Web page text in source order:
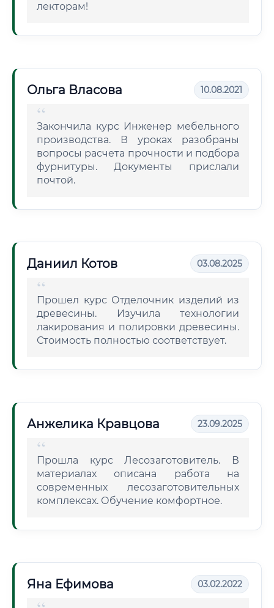
лекторам!
Ольга Власова 10.08.2021
Закончила курс Инженер мебельного
производства. В уроках разобраны
вопросы расчета прочности и подбора
фурнитуры. Документы прислали
почтой.
Даниил Котов 03.08.2025
Прошел курс Отделочник изделий из
древесины. Изучила технологии
лакирования и полировки древесины.
Стоимость полностью соответствует.
Анжелика Кравцова 23.09.2025
Прошла курс Лесозаготовитель. В
материалах описана работа на
современных лесозаготовительных
комплексах. Обучение комфортное.
Яна Ефимова 03.02.2022